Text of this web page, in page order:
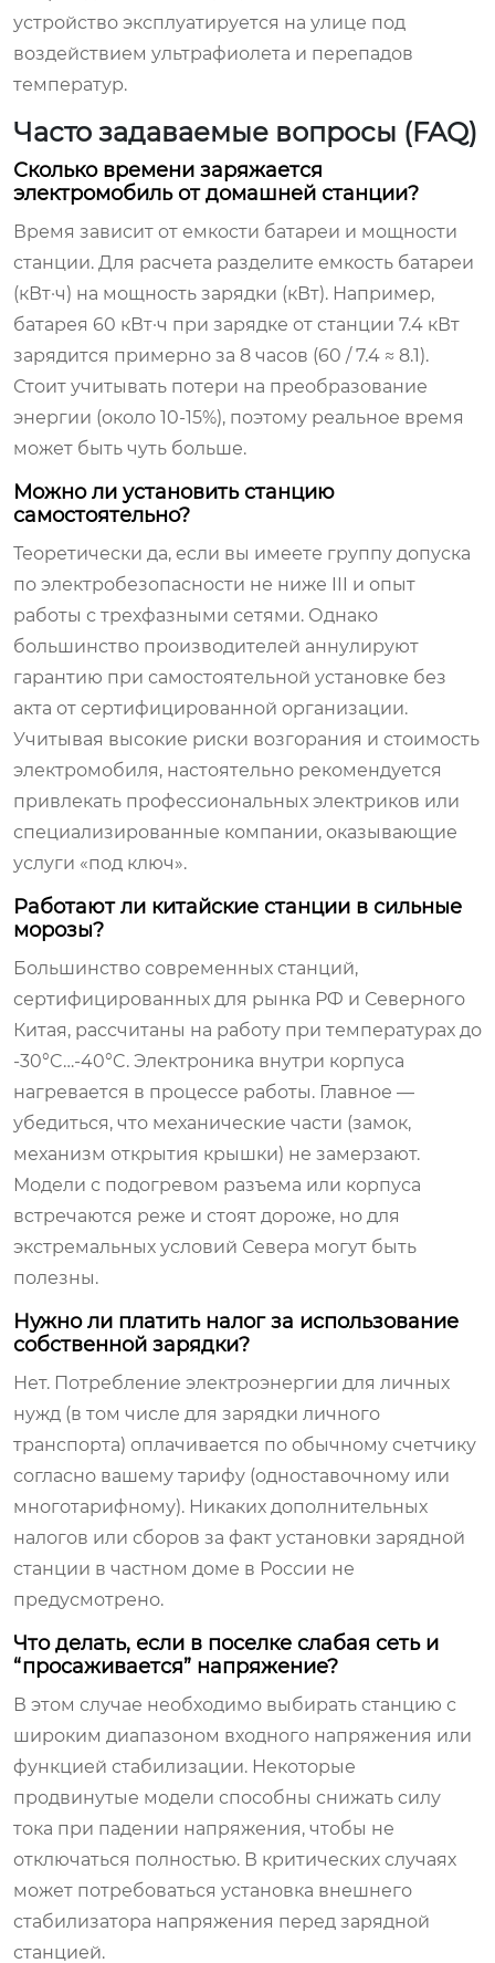
устройство эксплуатируется на улице под
воздействием ультрафиолета и перепадов
температур.
Часто задаваемые вопросы (FAQ)
Сколько времени заряжается
электромобиль от домашней станции?
Время зависит от емкости батареи и мощности
станции. Для расчета разделите емкость батареи
(кВт·ч) на мощность зарядки (кВт). Например,
батарея 60 кВт·ч при зарядке от станции 7.4 кВт
зарядится примерно за 8 часов (60 / 7.4 ≈ 8.1).
Стоит учитывать потери на преобразование
энергии (около 10-15%), поэтому реальное время
может быть чуть больше.
Можно ли установить станцию
самостоятельно?
Теоретически да, если вы имеете группу допуска
по электробезопасности не ниже III и опыт
работы с трехфазными сетями. Однако
большинство производителей аннулируют
гарантию при самостоятельной установке без
акта от сертифицированной организации.
Учитывая высокие риски возгорания и стоимость
электромобиля, настоятельно рекомендуется
привлекать профессиональных электриков или
специализированные компании, оказывающие
услуги «под ключ».
Работают ли китайские станции в сильные
морозы?
Большинство современных станций,
сертифицированных для рынка РФ и Северного
Китая, рассчитаны на работу при температурах до
-30°C…-40°C. Электроника внутри корпуса
нагревается в процессе работы. Главное —
убедиться, что механические части (замок,
механизм открытия крышки) не замерзают.
Модели с подогревом разъема или корпуса
встречаются реже и стоят дороже, но для
экстремальных условий Севера могут быть
полезны.
Нужно ли платить налог за использование
собственной зарядки?
Нет. Потребление электроэнергии для личных
нужд (в том числе для зарядки личного
транспорта) оплачивается по обычному счетчику
согласно вашему тарифу (одноставочному или
многотарифному). Никаких дополнительных
налогов или сборов за факт установки зарядной
станции в частном доме в России не
предусмотрено.
Что делать, если в поселке слабая сеть и
“просаживается” напряжение?
В этом случае необходимо выбирать станцию с
широким диапазоном входного напряжения или
функцией стабилизации. Некоторые
продвинутые модели способны снижать силу
тока при падении напряжения, чтобы не
отключаться полностью. В критических случаях
может потребоваться установка внешнего
стабилизатора напряжения перед зарядной
станцией.